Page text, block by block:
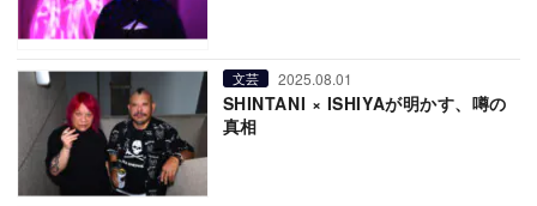
文芸 2025.08.01
SHINTANI × ISHIYAが明かす、噂の
真相